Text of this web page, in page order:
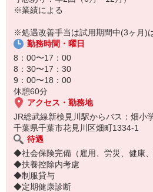
※業績による
※処遇改善手当は試用期間中(3ヶ月)
勤務時間・曜日
8：00〜17：00
8：30〜17：30
9：00〜18：00
休憩60分
アクセス・勤務地
JR総武線新検見川駅からバス：畑小
千葉県千葉市花見川区畑町1334-1
待遇
◆社会保険完備（雇用、労災、健康、
◆扶養控除内考慮
◆制服貸与
◆定期健康診断